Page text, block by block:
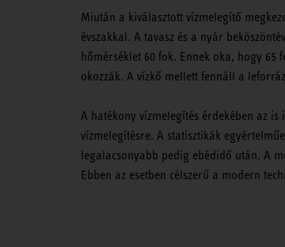
Miután a kiválasztott vízmelegítő
évszakkal. A tavasz és a nyár
hőmérséklet 60 fok. Ennek oka, hogy
okozzák. A vízkő mellett fennáll a
A hatékony vízmelegítés érdekében az
vízmelegítésre. A statisztikák
legalacsonyabb pedig ebédidő után. A
Ebben az esetben célszerű a modern